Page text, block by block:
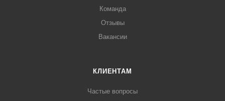
Команда
Отзывы
Вакансии
КЛИЕНТАМ
Частые вопросы